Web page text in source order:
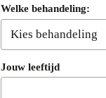
Welke behandeling:
Jouw leeftijd